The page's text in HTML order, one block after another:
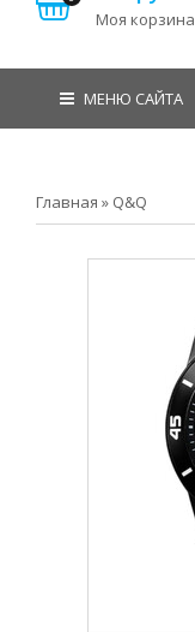
Моя корзина
МЕНЮ САЙТА
Главная » Q&Q